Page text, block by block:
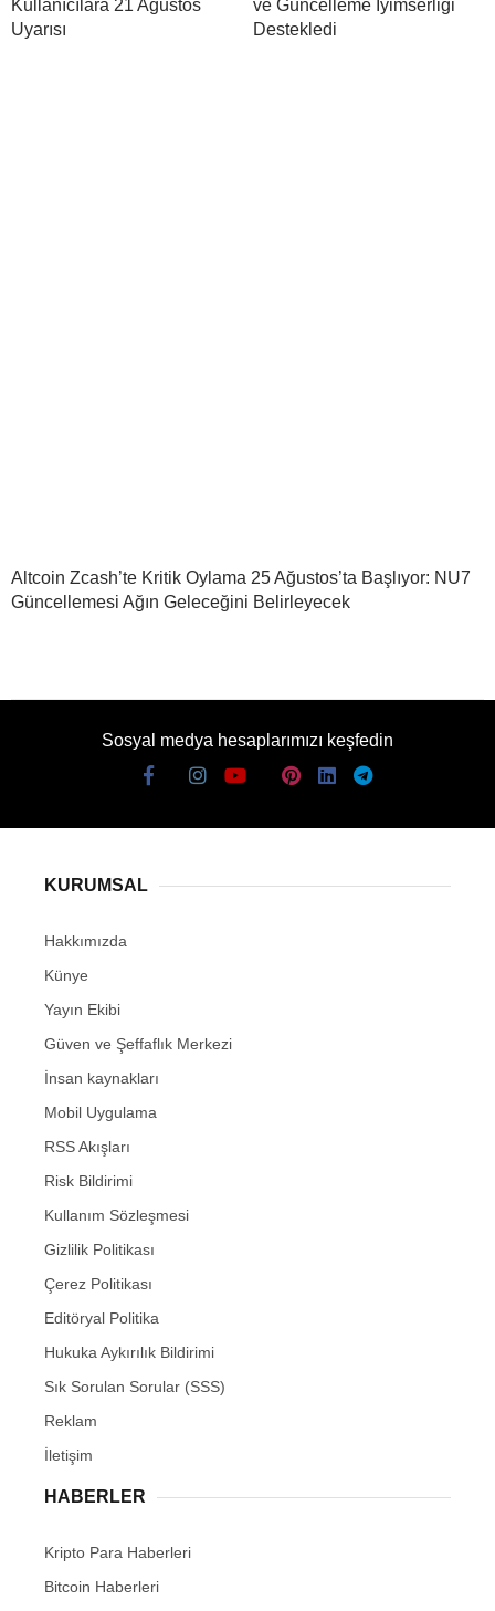
Kullanıcılara 21 Ağustos
Uyarısı
ve Güncelleme İyimserliği
Destekledi
Altcoin Zcash’te Kritik Oylama 25 Ağustos’ta Başlıyor: NU7
Güncellemesi Ağın Geleceğini Belirleyecek
Sosyal medya hesaplarımızı keşfedin
KURUMSAL
Hakkımızda
Künye
Yayın Ekibi
Güven ve Şeffaflık Merkezi
İnsan kaynakları
Mobil Uygulama
RSS Akışları
Risk Bildirimi
Kullanım Sözleşmesi
Gizlilik Politikası
Çerez Politikası
Editöryal Politika
Hukuka Aykırılık Bildirimi
Sık Sorulan Sorular (SSS)
Reklam
İletişim
HABERLER
Kripto Para Haberleri
Bitcoin Haberleri